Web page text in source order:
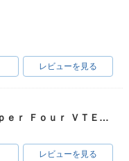
レビューを見る
ＣＢ４００Ｓｕｐｅｒ Ｆｏｕｒ ＶＴＥＣ ＳＰＥＣ３
レビューを見る